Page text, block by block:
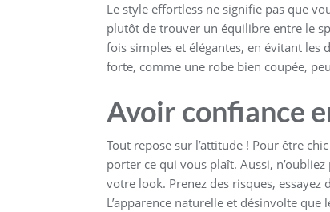
Le style effortless ne signifie pas que
plutôt de trouver un équilibre entre le
fois simples et élégantes, en évitant les
forte, comme une robe bien coupée,
Avoir confiance
Tout repose sur l’attitude ! Pour être
porter ce qui vous plaît. Aussi,
votre look. Prenez des risques,
L’apparence naturelle et désinvolte que